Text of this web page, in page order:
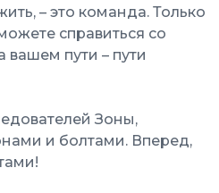
– это команда. Только
справиться со
пути – пути
Зоны,
и болтами. Вперед,